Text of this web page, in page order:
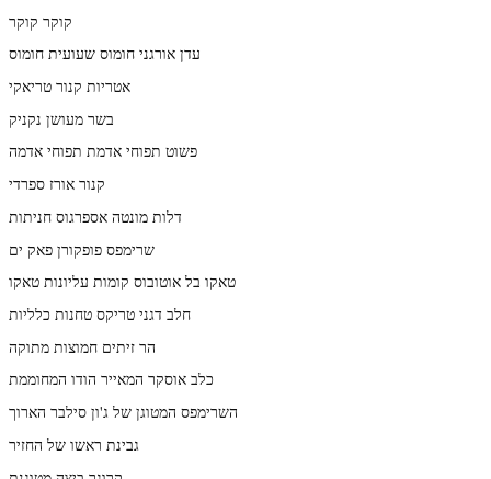
קוקר קוקר
עדן אורגני חומוס שעועית חומוס
אטריות קנור טריאקי
בשר מעושן נקניק
פשוט תפוחי אדמת תפוחי אדמה
קנור אורז ספרדי
דלות מונטה אספרגוס חניתות
שרימפס פופקורן פאק ים
טאקו בל אוטובוס קומות עליונות טאקו
חלב דגני טריקס טחנות כלליות
הר זיתים חמוצות מתוקה
כלב אוסקר המאייר הודו המחוממת
השרימפס המטוגן של ג'ון סילבר הארוך
גבינת ראשו של החזיר